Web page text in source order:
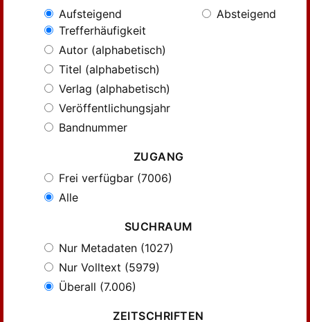
Aufsteigend
Absteigend
Trefferhäufigkeit
Autor (alphabetisch)
Titel (alphabetisch)
Verlag (alphabetisch)
Veröffentlichungsjahr
Bandnummer
ZUGANG
Frei verfügbar (7006)
Alle
SUCHRAUM
Nur Metadaten (1027)
Nur Volltext (5979)
Überall (7.006)
ZEITSCHRIFTEN